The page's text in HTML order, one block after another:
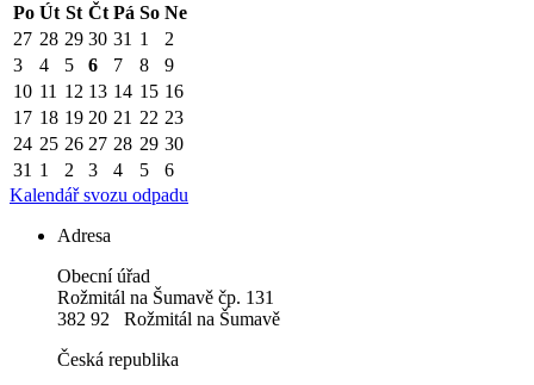
Po Út St Čt Pá So Ne
27 28 29 30 31 1
2
3
4 5 6 7 8
9
10 11 12 13 14 15 16
17 18 19 20 21 22 23
24 25 26 27 28 29 30
31 1 2 3 4 5
6
Kalendář svozu odpadu
Adresa
Obecní úřad
Rožmitál na Šumavě čp. 131
382 92 Rožmitál na Šumavě
Česká republika